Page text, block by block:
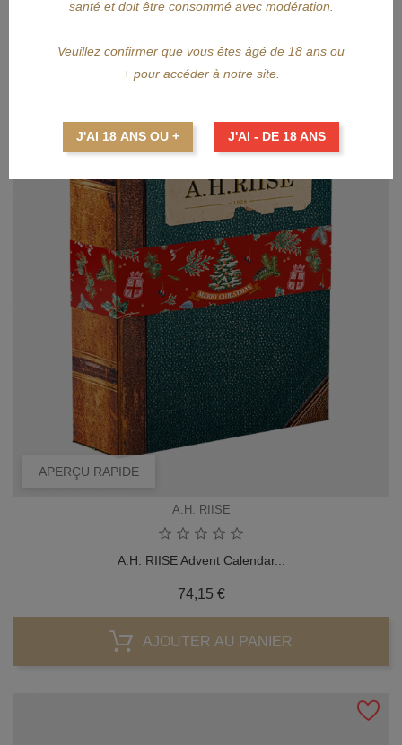
APERÇU RAPIDE
A.H. RIISE
A.H. RIISE Advent Calendar...
74,15 €Prix
AJOUTER AU PANIER
santé et doit être consommé avec modération.
Veuillez confirmer que vous êtes âgé de 18 ans ou
+ pour accéder à notre site.
J'AI 18 ANS OU + J'AI - DE 18 ANS